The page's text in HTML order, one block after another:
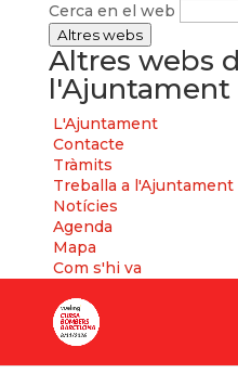
Cerca en el web
Altres webs
Altres webs
l'Ajuntament
L'Ajuntament
Contacte
Tràmits
Treballa a l'Ajuntament
Notícies
Agenda
Mapa
Com s'hi va